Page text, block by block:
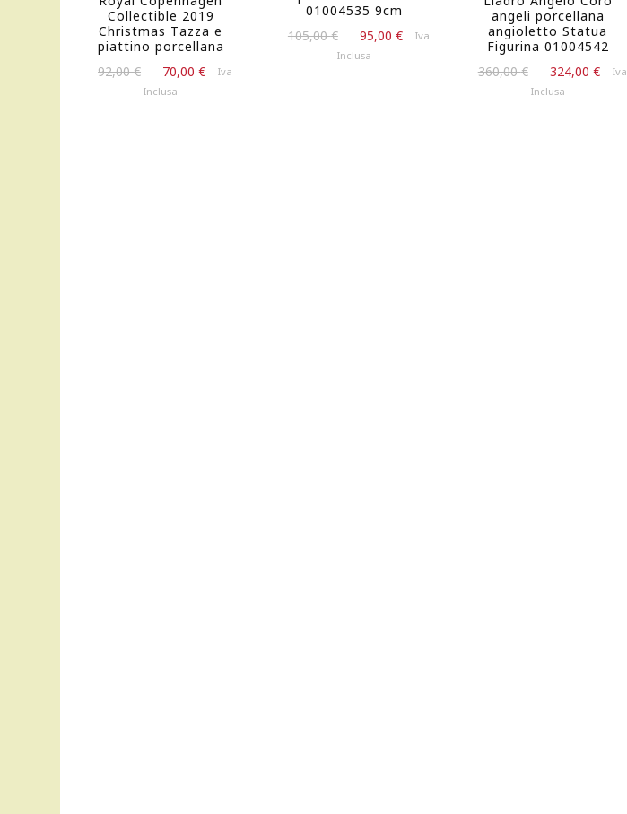
Collectible 2019
Christmas Tazza e
piattino porcellana
92,00€
prezzo
70,00€
IlIva
Inclusa
01004535 9cm
105,00€
prezzo
95,00 €
IlIva
Inclusa
angeli porcellana
angioletto Statua
Figurina 01004542
360,00€
prezzo
324,00 €
IlIva
Inclusa